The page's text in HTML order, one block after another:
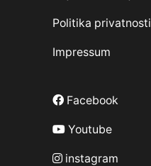
Politika privatnosti
Impressum
Facebook
Youtube
instagram